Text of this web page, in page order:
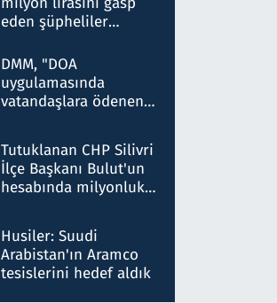
eden şüpheliler
DMM, "DOA
uygulamasında
vatandaşlara ödenen
düşürüldüğü" iddiasını
yalanladı
Tutuklanan CHP Silivri
İlçe Başkanı Bulut'un
hesabında milyonluk
talimat verdi, ben
gönderdim
Husiler: Suudi
Arabistan'ın Aramco
tesislerini hedef aldık